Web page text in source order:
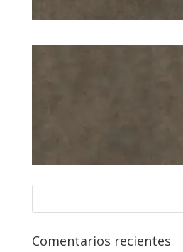
Comentarios recientes